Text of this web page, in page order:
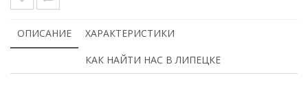
ОПИСАНИЕ ХАРАКТЕРИСТИКИ
КАК НАЙТИ НАС В ЛИПЕЦКЕ